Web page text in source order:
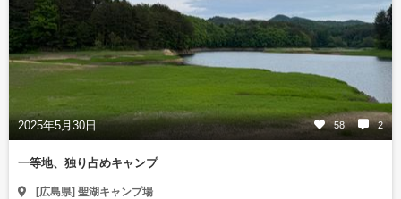
2025年5月30日 58 2
一等地、独り占めキャンプ
[広島県] 聖湖キャンプ場